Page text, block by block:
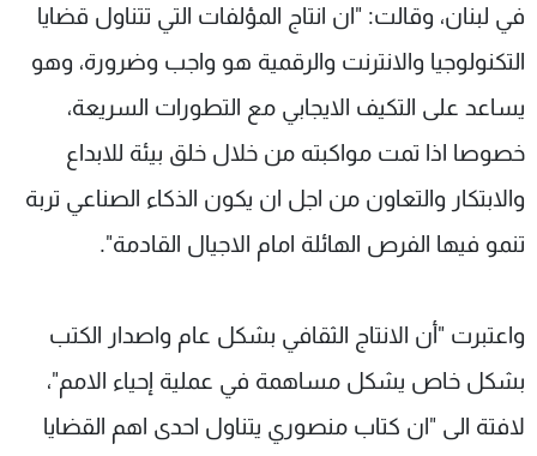
في لبنان، وقالت: "ان انتاج المؤلفات التي تتناول قضايا
التكنولوجيا والانترنت والرقمية هو واجب وضرورة، وهو
يساعد على التكيف الايجابي مع التطورات السريعة،
خصوصا اذا تمت مواكبته من خلال خلق بيئة للابداع
والابتكار والتعاون من اجل ان يكون الذكاء الصناعي تربة
تنمو فيها الفرص الهائلة امام الاجيال القادمة".
واعتبرت "أن الانتاج الثقافي بشكل عام واصدار الكتب
بشكل خاص يشكل مساهمة في عملية إحياء الامم"،
لافتة الى "ان كتاب منصوري يتناول احدى اهم القضايا